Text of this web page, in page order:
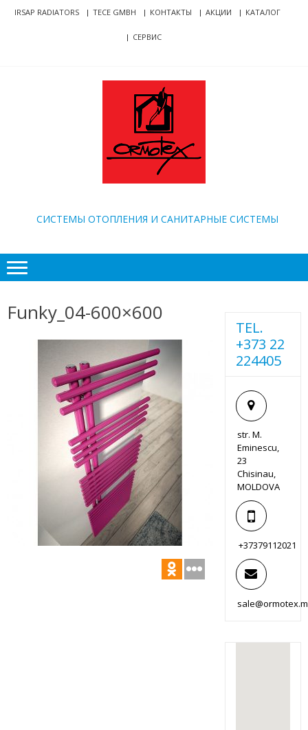
Skip
SkipIRSAP RADIATORS TECE GMBH КОНТАКТЫ АКЦИИ КАТАЛОГ
СЕРВИС
CИСТЕМЫ ОТОПЛЕНИЯ И САНИТАРНЫЕ СИСТЕМЫ
Funky_04-600×600
TEL.
+373 22
224405
str. M.
Eminescu,
23
Chisinau,
MOLDOVA
+37379112021